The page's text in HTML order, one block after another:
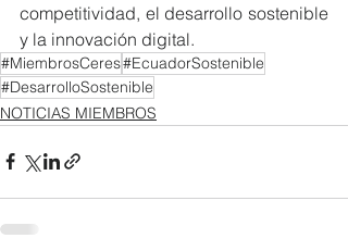
competitividad, el desarrollo sostenible
y la innovación digital.
#MiembrosCeres#EcuadorSostenible
#DesarrolloSostenible
NOTICIAS MIEMBROS